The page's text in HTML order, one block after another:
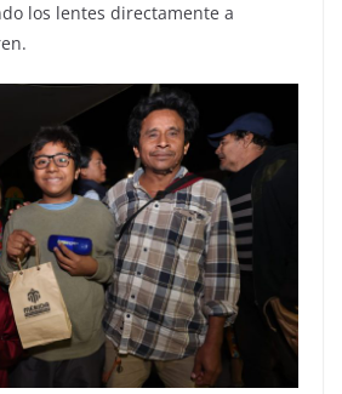
los lentes directamente a